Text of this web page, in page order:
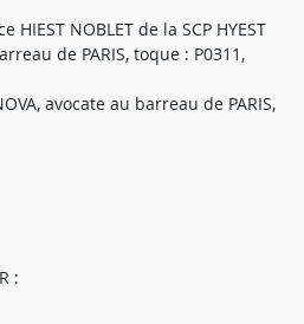
NOBLET de la SCP HYEST
de PARIS, toque : P0311,
avocate au barreau de PARIS,
: